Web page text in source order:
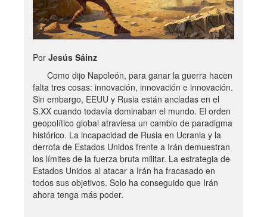
Por Jesús Sáinz
Como dijo Napoleón, para ganar la guerra hacen
falta tres cosas: innovación, innovación e innovación.
Sin embargo, EEUU y Rusia están ancladas en el
S.XX cuando todavía dominaban el mundo. El orden
geopolítico global atraviesa un cambio de paradigma
histórico. La incapacidad de Rusia en Ucrania y la
derrota de Estados Unidos frente a Irán demuestran
los límites de la fuerza bruta militar. La estrategia de
Estados Unidos al atacar a Irán ha fracasado en
todos sus objetivos. Solo ha conseguido que Irán
ahora tenga más poder.